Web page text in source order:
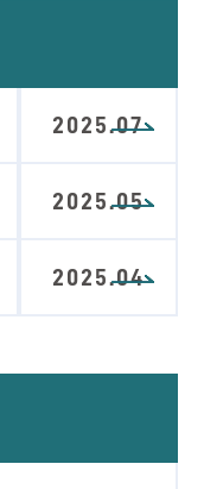
2025.07
2025.05
2025.04